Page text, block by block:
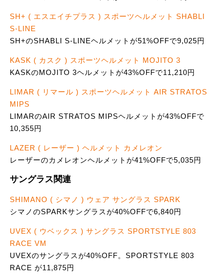
SH+ ( エスエイチプラス ) スポーツヘルメット SHABLI
S-LINE
SH+のSHABLI S-LINEヘルメットが51%OFFで9,025円
KASK ( カスク ) スポーツヘルメット MOJITO 3
KASKのMOJITO 3ヘルメットが43%OFFで11,210円
LIMAR ( リマール ) スポーツヘルメット AIR STRATOS
MIPS
LIMARのAIR STRATOS MIPSヘルメットが43%OFFで
10,355円
LAZER ( レーザー ) ヘルメット カメレオン
レーザーのカメレオンヘルメットが41%OFFで5,035円
サングラス関連
SHIMANO ( シマノ ) ウェア サングラス SPARK
シマノのSPARKサングラスが40%OFFで6,840円
UVEX ( ウベックス ) サングラス SPORTSTYLE 803
RACE VM
UVEXのサングラスが40%OFF。SPORTSTYLE 803
RACE が11,875円